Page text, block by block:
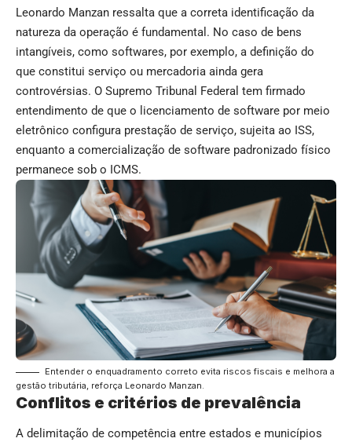
Leonardo Manzan ressalta que a correta identificação da
natureza da operação é fundamental. No caso de bens
intangíveis, como softwares, por exemplo, a definição do
que constitui serviço ou mercadoria ainda gera
controvérsias. O Supremo Tribunal Federal tem firmado
entendimento de que o licenciamento de software por meio
eletrônico configura prestação de serviço, sujeita ao ISS,
enquanto a comercialização de software padronizado físico
permanece sob o ICMS.
Entender o enquadramento correto evita riscos fiscais e melhora a
gestão tributária, reforça Leonardo Manzan.
Conflitos e critérios de prevalência
A delimitação de competência entre estados e municípios